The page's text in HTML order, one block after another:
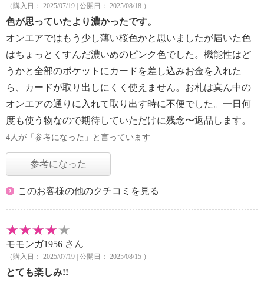
（購入日： 2025/07/19 | 公開日： 2025/08/18 ）
色が思っていたより濃かったです。
オンエアではもう少し薄い桜色かと思いましたが届いた色
はちょっとくすんだ濃いめのピンク色でした。機能性はど
うかと全部のポケットにカードを差し込みお金を入れた
ら、カードが取り出しにくく使えません。お札は真ん中の
オンエアの通りに入れて取り出す時に不便でした。一日何
度も使う物なので期待していただけに残念〜返品します。
4人が「参考になった」と言っています
参考になった
このお客様の他のクチコミを見る
モモンガ1956 さん
（購入日： 2025/07/19 | 公開日： 2025/08/15 ）
とても楽しみ!!